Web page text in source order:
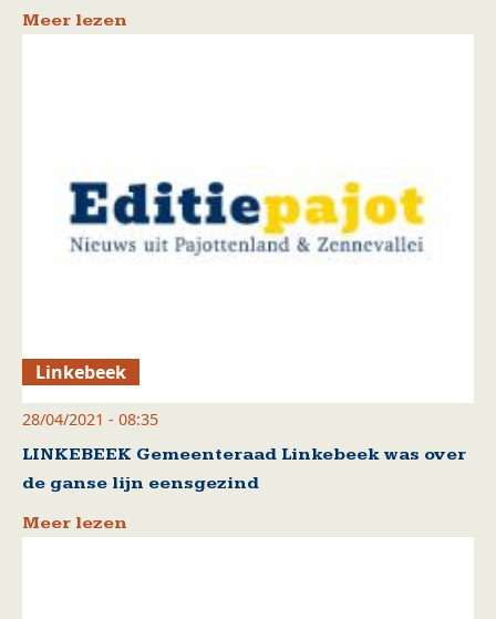
Meer lezen
Linkebeek
28/04/2021 - 08:35
LINKEBEEK Gemeenteraad Linkebeek was over
de ganse lijn eensgezind
Meer lezen